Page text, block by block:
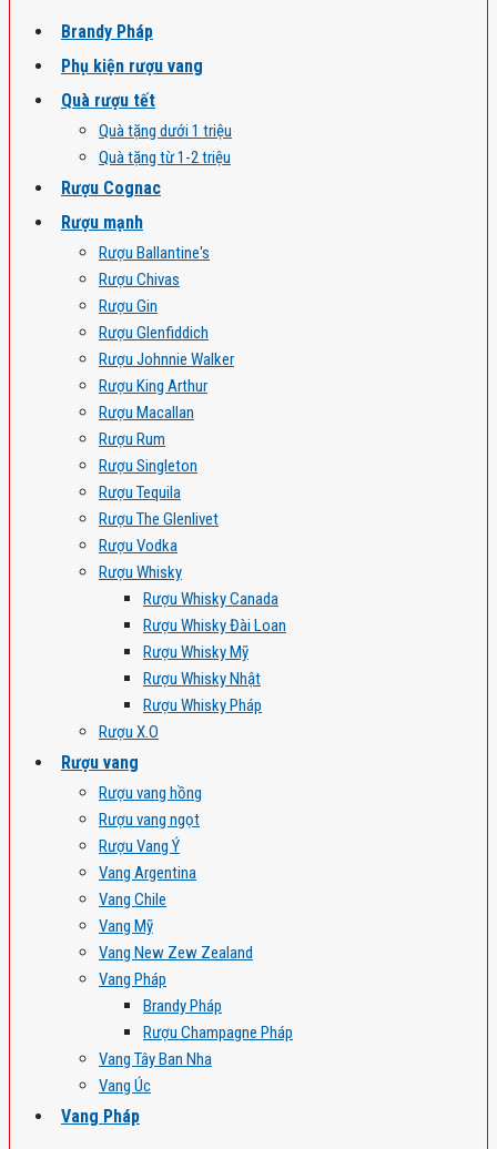
Brandy Pháp
Phụ kiện rượu vang
Quà rượu tết
Quà tặng dưới 1 triệu
Quà tặng từ 1-2 triệu
Rượu Cognac
Rượu mạnh
Rượu Ballantine's
Rượu Chivas
Rượu Gin
Rượu Glenfiddich
Rượu Johnnie Walker
Rượu King Arthur
Rượu Macallan
Rượu Rum
Rượu Singleton
Rượu Tequila
Rượu The Glenlivet
Rượu Vodka
Rượu Whisky
Rượu Whisky Canada
Rượu Whisky Đài Loan
Rượu Whisky Mỹ
Rượu Whisky Nhật
Rượu Whisky Pháp
Rượu X.O
Rượu vang
Rượu vang hồng
Rượu vang ngọt
Rượu Vang Ý
Vang Argentina
Vang Chile
Vang Mỹ
Vang New Zew Zealand
Vang Pháp
Brandy Pháp
Rượu Champagne Pháp
Vang Tây Ban Nha
Vang Úc
Vang Pháp